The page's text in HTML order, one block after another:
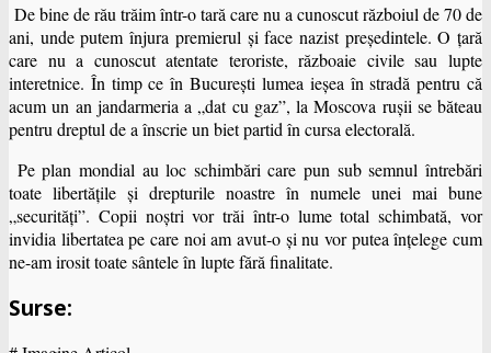
De bine de rău trăim într-o tară care nu a cunoscut războiul de 70 de
ani, unde putem înjura premierul şi face nazist preşedintele. O ţară
care nu a cunoscut atentate teroriste, războaie civile sau lupte
interetnice. În timp ce în Bucureşti lumea ieşea în stradă pentru că
acum un an jandarmeria a „dat cu gaz”, la Moscova ruşii se băteau
pentru dreptul de a înscrie un biet partid în cursa electorală.
Pe plan mondial au loc schimbări care pun sub semnul întrebări
toate libertăţile şi drepturile noastre în numele unei mai bune
„securităţi”. Copii noştri vor trăi într-o lume total schimbată, vor
invidia libertatea pe care noi am avut-o şi nu vor putea înţelege cum
ne-am irosit toate sântele în lupte fără finalitate.
Surse: